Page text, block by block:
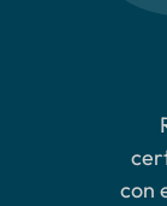
con